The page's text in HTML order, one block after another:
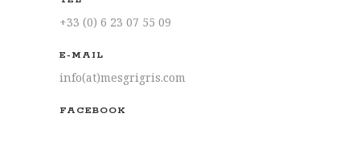
+33 (0) 6 23 07 55 09
E-MAIL
info(at)mesgrigris.com
FACEBOOK